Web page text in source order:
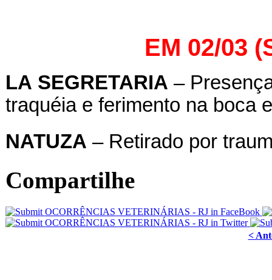
EM 02/03
LA SEGRETARIA –
traquéia e ferimento na boca
NATUZA – Retirado por
Compartilhe
<